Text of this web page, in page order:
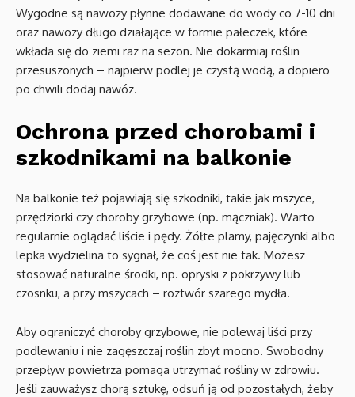
Wygodne są nawozy płynne dodawane do wody co 7-10 dni
oraz nawozy długo działające w formie pałeczek, które
wkłada się do ziemi raz na sezon. Nie dokarmiaj roślin
przesuszonych – najpierw podlej je czystą wodą, a dopiero
po chwili dodaj nawóz.
Ochrona przed chorobami i
szkodnikami na balkonie
Na balkonie też pojawiają się szkodniki, takie jak mszyce,
przędziorki czy choroby grzybowe (np. mączniak). Warto
regularnie oglądać liście i pędy. Żółte plamy, pajęczynki albo
lepka wydzielina to sygnał, że coś jest nie tak. Możesz
stosować naturalne środki, np. opryski z pokrzywy lub
czosnku, a przy mszycach – roztwór szarego mydła.
Aby ograniczyć choroby grzybowe, nie polewaj liści przy
podlewaniu i nie zagęszczaj roślin zbyt mocno. Swobodny
przepływ powietrza pomaga utrzymać rośliny w zdrowiu.
Jeśli zauważysz chorą sztukę, odsuń ją od pozostałych, żeby